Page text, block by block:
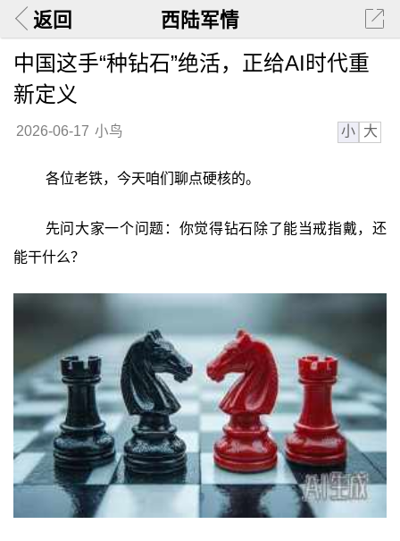
返回 西陆军情
中国这手“种钻石”绝活，正给AI时代重
新定义
2026-06-17 小鸟 小 大
各位老铁，今天咱们聊点硬核的。
先问大家一个问题：你觉得钻石除了能当戒指戴，还
能干什么？